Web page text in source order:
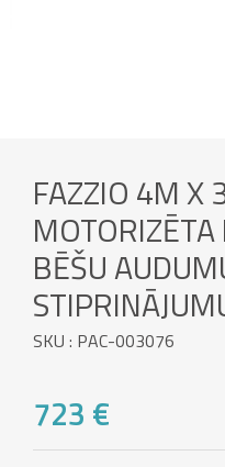
FAZZIO 4M X
BĒŠU
SKU : PAC-003076
723 €